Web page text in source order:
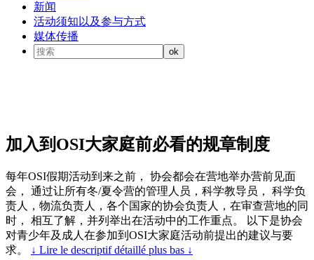
新闻
活动须知以及参与方式
媒体传播
加入到OSI大家庭前必看的规章制度
每年OSI假期活动到来之前， 协会都会在营地举办营前见面
会， 通过让所有冬/夏令营的管理人员，科学教导员， 科学负
责人，物流负责人，各个国家的协会负责人，在审查营地的同
时， 相互了解，并列举出在活动中的工作重点。 以下是协会
对青少年及成人在参加到OSI大家庭活动前提出的建议与要
求。
↓ Lire le descriptif détaillé plus bas ↓